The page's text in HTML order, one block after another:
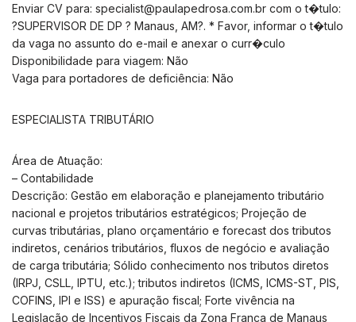
Enviar CV para: specialist@paulapedrosa.com.br com o t�tulo:
?SUPERVISOR DE DP ? Manaus, AM?. * Favor, informar o t�tulo
da vaga no assunto do e-mail e anexar o curr�culo
Disponibilidade para viagem: Não
Vaga para portadores de deficiência: Não
ESPECIALISTA TRIBUTÁRIO
Área de Atuação:
– Contabilidade
Descrição: Gestão em elaboração e planejamento tributário
nacional e projetos tributários estratégicos; Projeção de
curvas tributárias, plano orçamentário e forecast dos tributos
indiretos, cenários tributários, fluxos de negócio e avaliação
de carga tributária; Sólido conhecimento nos tributos diretos
(IRPJ, CSLL, IPTU, etc.); tributos indiretos (ICMS, ICMS-ST, PIS,
COFINS, IPI e ISS) e apuração fiscal; Forte vivência na
Legislação de Incentivos Fiscais da Zona Franca de Manaus